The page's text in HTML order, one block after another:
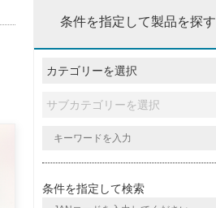
条件を指定して製品を探す
条件を指定して検索